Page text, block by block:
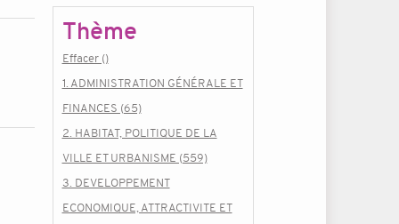
Thème
Effacer ()
1. ADMINISTRATION GÉNÉRALE ET
FINANCES (65)
2. HABITAT, POLITIQUE DE LA
VILLE ET URBANISME (559)
3. DEVELOPPEMENT
ECONOMIQUE, ATTRACTIVITE ET